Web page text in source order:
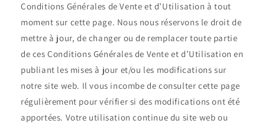
Conditions Générales de Vente et d’Utilisation à tout
moment sur cette page. Nous nous réservons le droit de
mettre à jour, de changer ou de remplacer toute partie
de ces Conditions Générales de Vente et d’Utilisation en
publiant les mises à jour et/ou les modifications sur
notre site web. Il vous incombe de consulter cette page
régulièrement pour vérifier si des modifications ont été
apportées. Votre utilisation continue du site web ou